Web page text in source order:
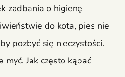
zadbania o higienę
do kota, pies nie
pozbyć się nieczystości.
myć. Jak często kąpać